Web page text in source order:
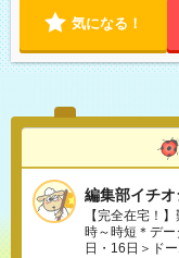
気になる！
編集部イチオ
【完全在宅！
時～時短＊デ
日・16日＞ド